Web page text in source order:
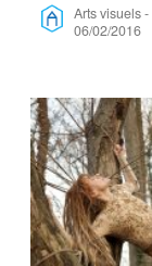
Arts visuels-
06/02/2016